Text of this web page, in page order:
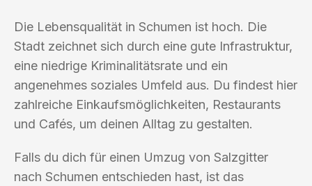
Die Lebensqualität in Schumen ist hoch. Die
Stadt zeichnet sich durch eine gute Infrastruktur,
eine niedrige Kriminalitätsrate und ein
angenehmes soziales Umfeld aus. Du findest hier
zahlreiche Einkaufsmöglichkeiten, Restaurants
und Cafés, um deinen Alltag zu gestalten.
Falls du dich für einen Umzug von Salzgitter
nach Schumen entschieden hast, ist das